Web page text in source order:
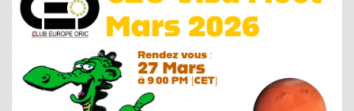
n
e
R
o